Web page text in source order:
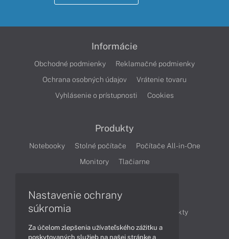
Informácie
Obchodné podmienky
Reklamačné podmienky
Ochrana osobných údajov
Vrátenie tovaru
Vyhlásenie o prístupnosti
Cookies
Produkty
Notebooky Stolné počítače
Počítače All-in-One
Monitory
Tlačiarne
Články
Obchodné informácie
Produkty
Technológie
Videá
Nastavenie ochrany
súkromia
Za účelom zlepšenia užívateľského zážitku a
poskytovaných služieb na našej stránke a